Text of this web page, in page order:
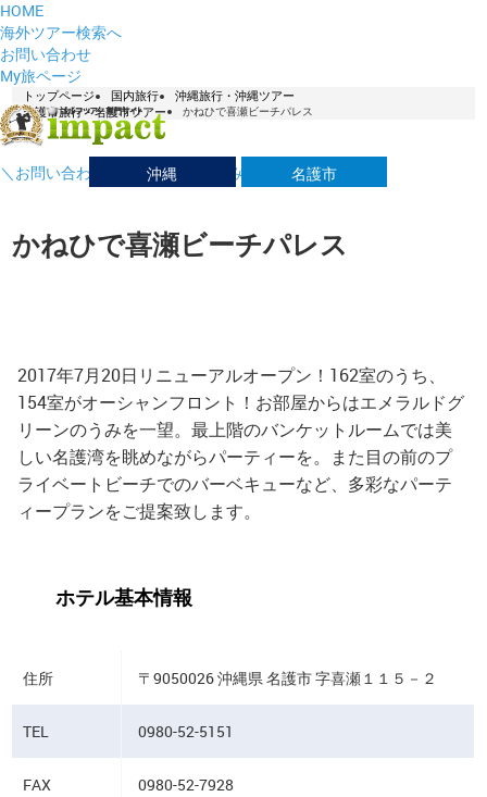
HOME
海外ツアー検索へ
お問い合わせ
My旅ページ
＼お問い合わせはこちら／ お悩み解決デスク！
トップページ 国内旅行
沖縄旅行・沖縄ツアー
名護市旅行・名護市ツアー
かねひで喜瀬ビーチパレス
沖縄 名護市
かねひで喜瀬ビーチパレス
2017年7月20日リニューアルオープン！162室のうち、
154室がオーシャンフロント！お部屋からはエメラルドグ
リーンのうみを一望。最上階のバンケットルームでは美
しい名護湾を眺めながらパーティーを。また目の前のプ
ライベートビーチでのバーベキューなど、多彩なパーテ
ィープランをご提案致します。
ホテル基本情報
住所 〒9050026 沖縄県 名護市 字喜瀬１１５－２
TEL 0980-52-5151
FAX 0980-52-7928